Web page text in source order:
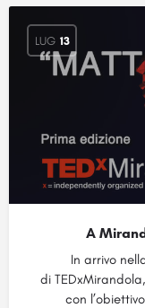
LUG 13
A
In arrivo
di
con